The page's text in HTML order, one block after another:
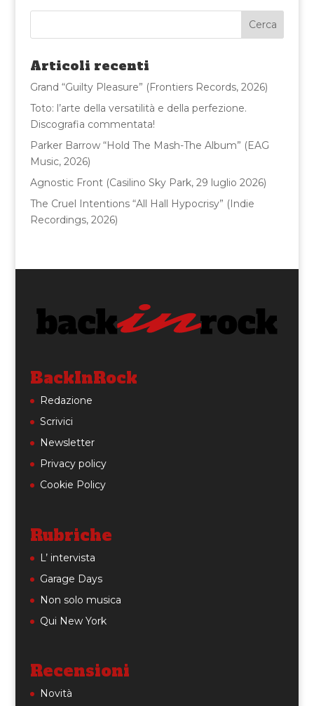
e
b
o
o
k
te
r
l
di
vi
di
Articoli recenti
Grand “Guilty Pleasure” (Frontiers Records, 2026)
Toto: l’arte della versatilità e della perfezione.
Discografia commentata!
Parker Barrow “Hold The Mash-The Album” (EAG
Music, 2026)
Agnostic Front (Casilino Sky Park, 29 luglio 2026)
The Cruel Intentions “All Hall Hypocrisy” (Indie
Recordings, 2026)
BackInRock
Redazione
Scrivici
Newsletter
Privacy policy
Cookie Policy
Rubriche
L’ intervista
Garage Days
Non solo musica
Qui New York
Recensioni
Novità